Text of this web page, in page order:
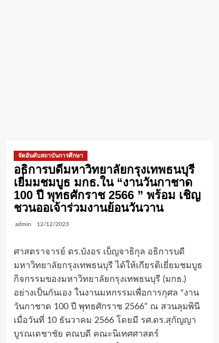
จัดอันดับสถาบันการศึกษา
อธิการบดีมหาวิทยาลัยกรุงเทพธนบุรี
เยี่มมชมบูธ มกธ.ใน “งานวันกาชาด
100 ปี พุทธศักราช 2566 ” พร้อม เชิญ
ชวนออเจ้าร่วมงานย้อนวันวาน
admin 12/12/2023
ศาสตราจารย์ ดร.บังอร เบ็ญจาธิกุล อธิการบดี
มหาวิทยาลัยกรุงเทพธนบุรี ได้ให้เกียรติเยี่ยมชมบูธ
กิจกรรมของมหาวิทยาลัยกรุงเทพธนบุรี (มกธ.)
อย่างเป็นกันเอง ในงานมหกรรมเพื่อการกุศล “งาน
วันกาชาด 100 ปี พุทธศักราช 2566” ณ สวนลุมพินี
เมื่อวันที่ 10 ธันวาคม 2566 โดยมี รศ.ดร.สุกัญญา
บูรณเดชาชัย คณบดี คณะนิเทศศาสตร์